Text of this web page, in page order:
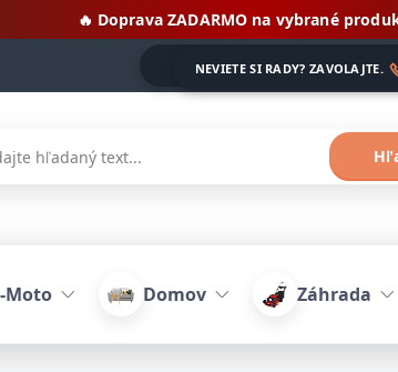
🔥 Doprava ZADARMO na vybrané
NEVIETE SI RADY? ZAVOLAJTE.
Moto Domov Záhrada